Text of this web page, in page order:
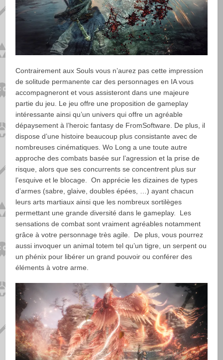
Contrairement aux Souls vous n’aurez pas cette impression
de solitude permanente car des personnages en IA vous
accompagneront et vous assisteront dans une majeure
partie du jeu. Le jeu offre une proposition de gameplay
intéressante ainsi qu’un univers qui offre un agréable
dépaysement à l’heroic fantasy de FromSoftware. De plus, il
dispose d’une histoire beaucoup plus consistante avec de
nombreuses cinématiques. Wo Long a une toute autre
approche des combats basée sur l’agression et la prise de
risque, alors que ses concurrents se concentrent plus sur
l’esquive et le blocage. On apprécie les dizaines de types
d’armes (sabre, glaive, doubles épées, …) ayant chacun
leurs arts martiaux ainsi que les nombreux sortilèges
permettant une grande diversité dans le gameplay. Les
sensations de combat sont vraiment agréables notamment
grâce à votre personnage très agile. De plus, vous pourrez
aussi invoquer un animal totem tel qu’un tigre, un serpent ou
un phénix pour libérer un grand pouvoir ou conférer des
éléments à votre arme.